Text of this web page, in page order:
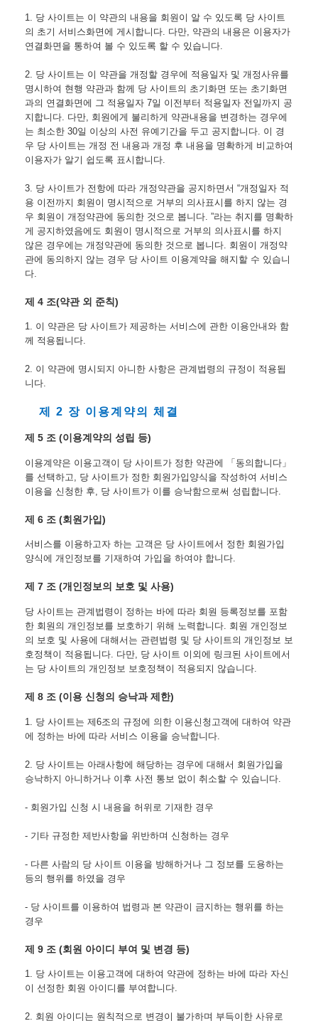
1. 당 사이트는 이 약관의 내용을 회원이 알 수 있도록 당 사이트
의 초기 서비스화면에 게시합니다. 다만, 약관의 내용은 이용자가
연결화면을 통하여 볼 수 있도록 할 수 있습니다.
2. 당 사이트는 이 약관을 개정할 경우에 적용일자 및 개정사유를
명시하여 현행 약관과 함께 당 사이트의 초기화면 또는 초기화면
과의 연결화면에 그 적용일자 7일 이전부터 적용일자 전일까지 공
지합니다. 다만, 회원에게 불리하게 약관내용을 변경하는 경우에
는 최소한 30일 이상의 사전 유예기간을 두고 공지합니다. 이 경
우 당 사이트는 개정 전 내용과 개정 후 내용을 명확하게 비교하여
이용자가 알기 쉽도록 표시합니다.
3. 당 사이트가 전항에 따라 개정약관을 공지하면서 “개정일자 적
용 이전까지 회원이 명시적으로 거부의 의사표시를 하지 않는 경
우 회원이 개정약관에 동의한 것으로 봅니다. ”라는 취지를 명확하
게 공지하였음에도 회원이 명시적으로 거부의 의사표시를 하지
않은 경우에는 개정약관에 동의한 것으로 봅니다. 회원이 개정약
관에 동의하지 않는 경우 당 사이트 이용계약을 해지할 수 있습니
다.
제 4 조(약관 외 준칙)
1. 이 약관은 당 사이트가 제공하는 서비스에 관한 이용안내와 함
께 적용됩니다.
2. 이 약관에 명시되지 아니한 사항은 관계법령의 규정이 적용됩
니다.
제 2 장 이용계약의 체결
제 5 조 (이용계약의 성립 등)
이용계약은 이용고객이 당 사이트가 정한 약관에 「동의합니다」
를 선택하고, 당 사이트가 정한 회원가입양식을 작성하여 서비스
이용을 신청한 후, 당 사이트가 이를 승낙함으로써 성립합니다.
제 6 조 (회원가입)
서비스를 이용하고자 하는 고객은 당 사이트에서 정한 회원가입
양식에 개인정보를 기재하여 가입을 하여야 합니다.
제 7 조 (개인정보의 보호 및 사용)
당 사이트는 관계법령이 정하는 바에 따라 회원 등록정보를 포함
한 회원의 개인정보를 보호하기 위해 노력합니다. 회원 개인정보
의 보호 및 사용에 대해서는 관련법령 및 당 사이트의 개인정보 보
호정책이 적용됩니다. 다만, 당 사이트 이외에 링크된 사이트에서
는 당 사이트의 개인정보 보호정책이 적용되지 않습니다.
제 8 조 (이용 신청의 승낙과 제한)
1. 당 사이트는 제6조의 규정에 의한 이용신청고객에 대하여 약관
에 정하는 바에 따라 서비스 이용을 승낙합니다.
2. 당 사이트는 아래사항에 해당하는 경우에 대해서 회원가입을
승낙하지 아니하거나 이후 사전 통보 없이 취소할 수 있습니다.
- 회원가입 신청 시 내용을 허위로 기재한 경우
- 기타 규정한 제반사항을 위반하며 신청하는 경우
- 다른 사람의 당 사이트 이용을 방해하거나 그 정보를 도용하는
등의 행위를 하였을 경우
- 당 사이트를 이용하여 법령과 본 약관이 금지하는 행위를 하는
경우
제 9 조 (회원 아이디 부여 및 변경 등)
1. 당 사이트는 이용고객에 대하여 약관에 정하는 바에 따라 자신
이 선정한 회원 아이디를 부여합니다.
2. 회원 아이디는 원칙적으로 변경이 불가하며 부득이한 사유로